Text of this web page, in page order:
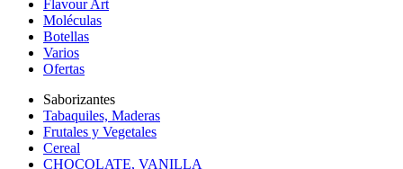
Flavour Art
Moléculas
Botellas
Varios
Ofertas
Saborizantes
Tabaquiles, Maderas
Frutales y Vegetales
Cereal
CHOCOLATE, VANILLA